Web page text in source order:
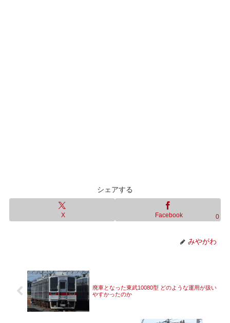
シェアする
X Facebook 0
みやがわ
廃車となった東武10080型 どのような運用が扱い
やすかったのか